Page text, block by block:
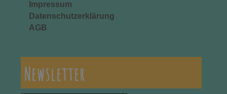
Impressum
Datenschutzerklärung
AGB
Newsletter